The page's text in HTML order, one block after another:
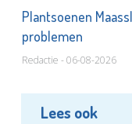
Plantsoenen
problemen
Redactie - 06-08-2026
Lees ook